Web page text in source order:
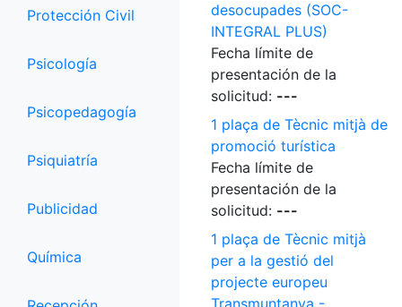
Protección Civil
Psicología
Psicopedagogía
Psiquiatría
Publicidad
Química
desocupades (SOC-
INTEGRAL PLUS)
Fecha límite de
presentación de la
solicitud: ---
1 plaça de Tècnic mitjà de
promoció turística
Fecha límite de
presentación de la
solicitud: ---
1 plaça de Tècnic mitjà
per a la gestió del
projecte europeu
Transmuntanya -